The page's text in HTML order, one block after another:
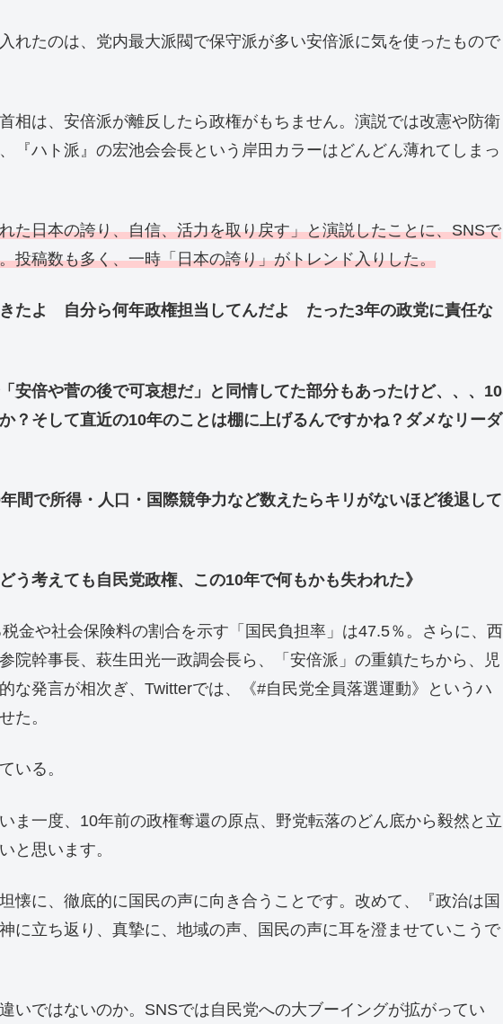
れたのは、党内最大派閥で保守派が多い安倍派に気を使ったもので
相は、安倍派が離反したら政権がもちません。演説では改憲や防衛
『ハト派』の宏池会会長という岸田カラーはどんどん薄れてしまっ
た日本の誇り、自信、活力を取り戻す」と演説したことに、SNSで
投稿数も多く、一時「日本の誇り」がトレンド入りした。
きたよ 自分ら何年政権担当してんだよ たった3年の政党に責任な
安倍や菅の後で可哀想だ」と同情してた部分もあったけど、、、10
？そして直近の10年のことは棚に上げるんですかね？ダメなリーダ
間で所得・人口・国際競争力など数えたらキリがないほど後退して
う考えても自民党政権、この10年で何もかも失われた》
金や社会保険料の割合を示す「国民負担率」は47.5％。さらに、西
院幹事長、萩生田光一政調会長ら、「安倍派」の重鎮たちから、児
な発言が相次ぎ、Twitterでは、《#自民党全員落選運動》というハ
た。
いる。
ま一度、10年前の政権奪還の原点、野党転落のどん底から毅然と立
と思います。
懐に、徹底的に国民の声に向き合うことです。改めて、『政治は国
立ち返り、真摯に、地域の声、国民の声に耳を澄ませていこうで
いではないのか。SNSでは自民党への大ブーイングが拡がってい